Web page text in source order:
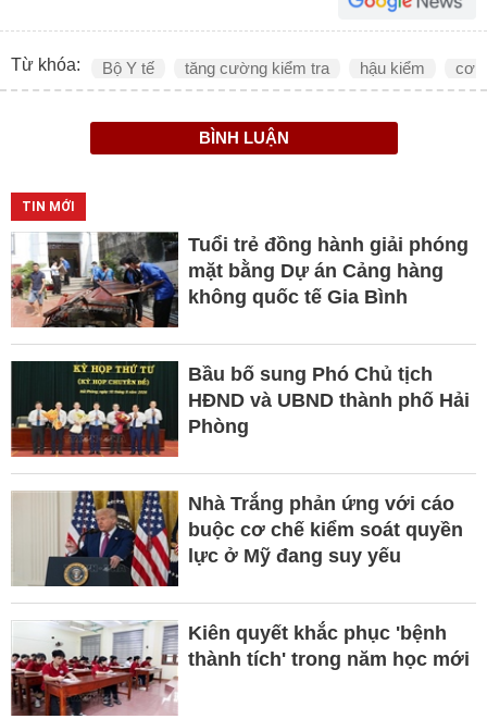
Từ khóa: Bộ Y tế tăng cường kiểm tra hậu kiểm cơ
BÌNH LUẬN
TIN MỚI
Tuổi trẻ đồng hành giải phóng
mặt bằng Dự án Cảng hàng
không quốc tế Gia Bình
Bầu bố sung Phó Chủ tịch
HĐND và UBND thành phố Hải
Phòng
Nhà Trắng phản ứng với cáo
buộc cơ chế kiểm soát quyền
lực ở Mỹ đang suy yếu
Kiên quyết khắc phục 'bệnh
thành tích' trong năm học mới